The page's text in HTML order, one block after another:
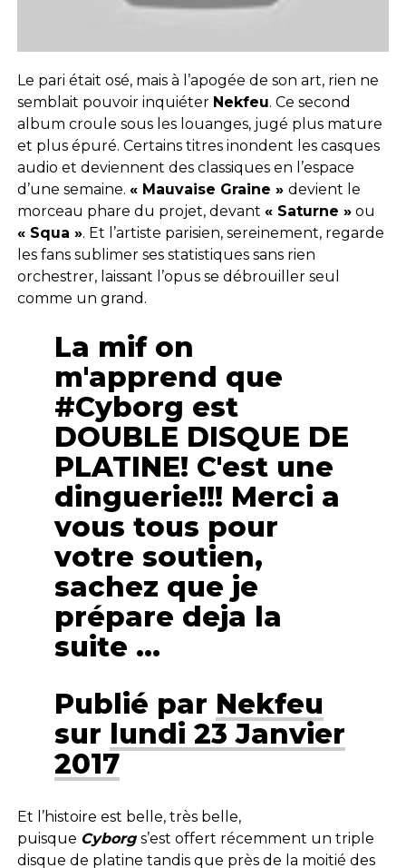
Le pari était osé, mais à l’apogée de son art, rien ne
semblait pouvoir inquiéter Nekfeu. Ce second
album croule sous les louanges, jugé plus mature
et plus épuré. Certains titres inondent les casques
audio et deviennent des classiques en l’espace
d’une semaine. « Mauvaise Graine » devient le
morceau phare du projet, devant « Saturne »ou
« Squa ». Et l’artiste parisien, sereinement, regarde
les fans sublimer ses statistiques sans rien
orchestrer, laissant l’opus se débrouiller seul
comme un grand.
La mif on
m'apprend que
#Cyborg est
DOUBLE DISQUE DE
PLATINE! C'est une
dinguerie!!! Merci a
vous tous pour
votre soutien,
sachez que je
prépare deja la
suite …
Publié par Nekfeu
sur lundi 23 Janvier
2017
Et l’histoire est belle, très belle,
puisque Cyborg s’est offert récemment un triple
disque de platine tandis que près de la moitié des